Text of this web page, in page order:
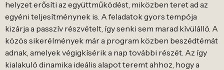
helyzet erősíti az együttműködést, miközben teret ad az
egyéni teljesítménynek is. A feladatok gyors tempója
kizárja a passzív részvételt, így senki sem marad kívülálló. A
közös sikerélmények már a program közben beszédtémát
adnak, amelyek végigkísérik a nap további részét. Az így
kialakuló dinamika ideális alapot teremt ahhoz, hogy a